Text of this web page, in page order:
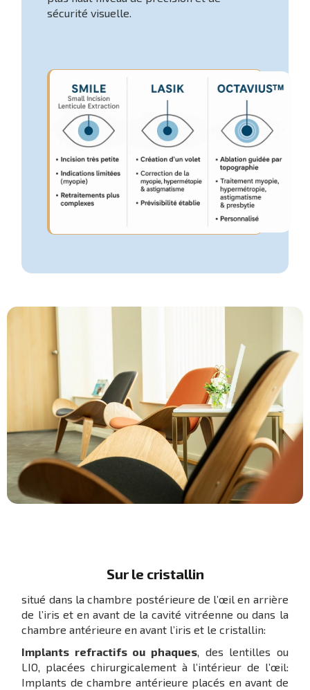
sécurité visuelle.
Sur le cristallin
situé dans la chambre postérieure de l’œil en arrière
de l’iris et en avant de la cavité vitréenne ou dans la
chambre antérieure en avant l’iris et le cristallin:
Implants refractifs ou phaques, des lentilles ou
LIO, placées chirurgicalement à l’intérieur de l’œil:
Implants de chambre antérieure placés en avant de